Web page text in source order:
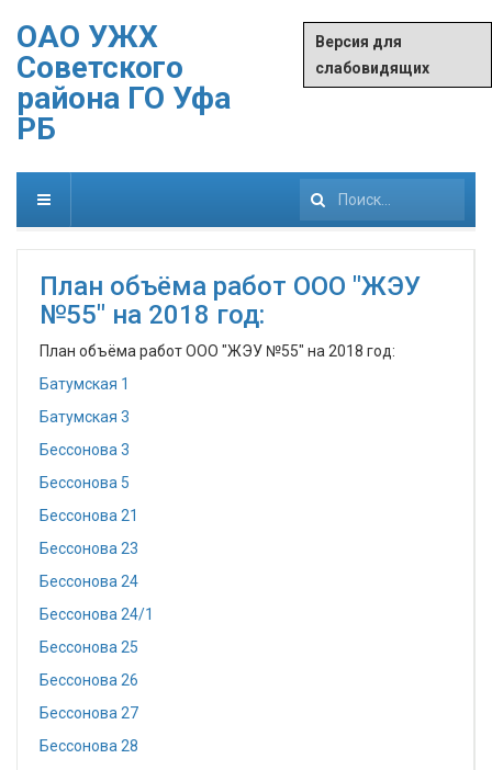
ОАО УЖХ
Советского
района ГО Уфа
РБ
Версия для
слабовидящих
Искать...
План объёма работ ООО "ЖЭУ
№55" на 2018 год:
План объёма работ ООО "ЖЭУ №55" на 2018 год:
Батумская 1
Батумская 3
Бессонова 3
Бессонова 5
Бессонова 21
Бессонова 23
Бессонова 24
Бессонова 24/1
Бессонова 25
Бессонова 26
Бессонова 27
Бессонова 28